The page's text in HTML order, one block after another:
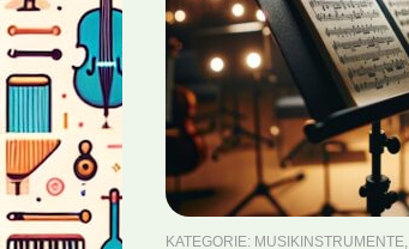
KATEGORIE: MUSIKINSTRUMENTE,